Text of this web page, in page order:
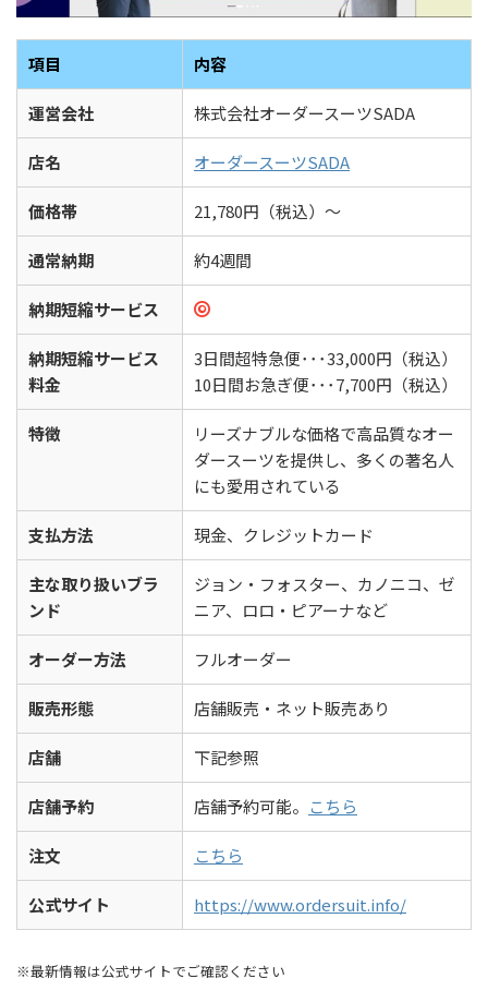
項目 内容
運営会社 株式会社オーダースーツSADA
店名 オーダースーツSADA
価格帯 21,780円（税込）〜
通常納期 約4週間
納期短縮サービス
納期短縮サービス
料金
3日間超特急便･･･33,000円（税込）
10日間お急ぎ便･･･7,700円（税込）
特徴
リーズナブルな価格で高品質なオー
ダースーツを提供し、多くの著名人
にも愛用されている
支払方法 現金、クレジットカード
主な取り扱いブラ
ンド
ジョン・フォスター、カノニコ、ゼ
ニア、ロロ・ピアーナなど
オーダー方法 フルオーダー
販売形態 店舗販売・ネット販売あり
店舗 下記参照
店舗予約 店舗予約可能。 こちら
注文 こちら
公式サイト https://www.ordersuit.info/
※最新情報は公式サイトでご確認ください